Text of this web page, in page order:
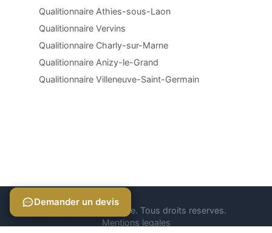
Qualitionnaire Athies-sous-Laon
Qualitionnaire Vervins
Qualitionnaire Charly-sur-Marne
Qualitionnaire Anizy-le-Grand
Qualitionnaire Villeneuve-Saint-Germain
© 2026 Qualitionnaire. Tous droits reserves.
Mentions legales
Demander un devis
Demander un devis